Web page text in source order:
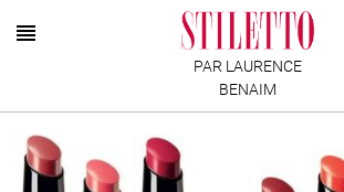
PAR LAURENCE
BENAIM